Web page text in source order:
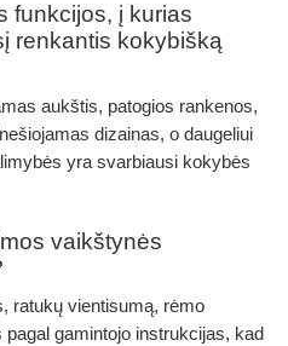
funkcijos, į kurias
renkantis kokybišką
aukštis, patogios rankenos,
dizainas, o daugeliui
yra svarbiausi kokybės
vaikštynės
ratukų vientisumą, rėmo
gamintojo instrukcijas, kad